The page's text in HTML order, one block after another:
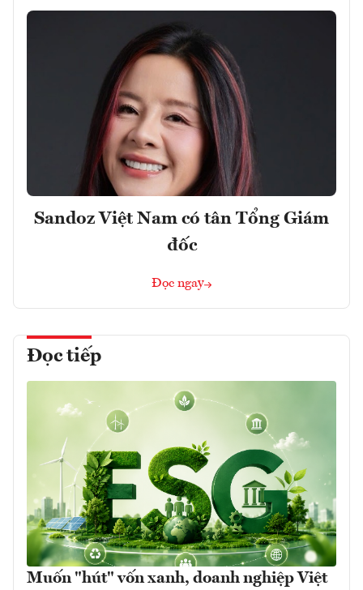
Sandoz Việt Nam có tân Tổng Giám
đốc
Đọc ngay
Đọc tiếp
Muốn "hút" vốn xanh, doanh nghiệp Việt